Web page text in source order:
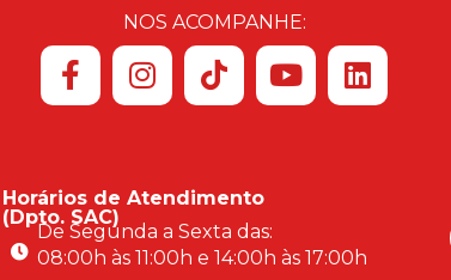
NOS ACOMPANHE:
Horários de Atendimento
(Dpto. SAC)
De Segunda a Sexta das:
08:00h às 11:00h e 14:00h às 17:00h